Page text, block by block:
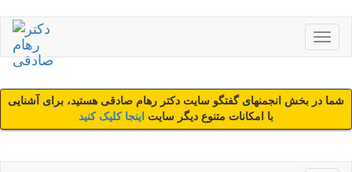
شما در بخش انجمنهای گفتگو سایت دکتر رهام صادقی هستید، برای آشنایی
با امکانات متنوع دیگر سایت اینجا کلیک کنید